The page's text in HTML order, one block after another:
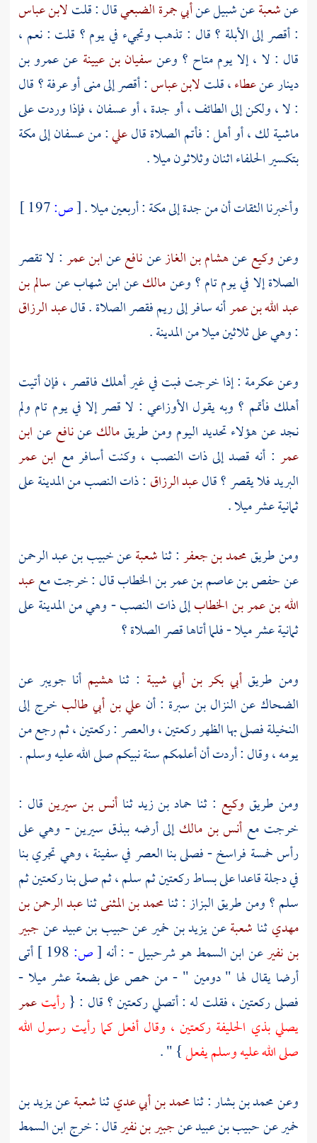
عنشعبةعنشبيلعنأبي جمرة الضبعيقال : قلتلابن عباس
: أقصر إلىالأبلة ؟ قال : تذهب وتجيء في يوم ؟ قلت : نعم ،
قال : لا ، إلا يوم متاح ؟ وعنسفيان بن عيينة عنعمرو بن
دينارعنعطاء، قلتلابن عباس: أقصر إلىمنىأوعرفة؟ قال
: لا ، ولكن إلىالطائف، أوجدة، أوعسفان، فإذا وردت على
ماشية لك ، أو أهل : فأتم الصلاة قالعلي: منعسفانإلىمكة
بتكسير الحلفاء اثنان وثلاثون ميلا .
وأخبرنا الثقات أن منجدةإلىمكة: أربعين ميلا .[ص:
وعنوكيععنهشام بن الغازعننافععنابن عمر: لا تقصر
الصلاة إلا في يوم تام ؟ وعنمالكعنابن شهابعنسالم بن
عبد الله بن عمرأنه سافر إلىريمفقصر الصلاة . قالعبد الرزاق
: وهي على ثلاثين ميلا منالمدينة.
وعنعكرمة : إذا خرجت فبت في غير أهلك فاقصر ، فإن أتيت
أهلك فأتمم ؟ وبه يقول الأوزاعي : لا قصر إلا في يوم تام ولم
نجد عن هؤلاء تحديد اليوم ومن طريقمالكعننافععنابن
عمر : أنه قصد إلىذات النصب ، وكنت أسافر مع ابن عمر
البريد فلا يقصر ؟ قالعبد الرزاق :ذات النصبمنالمدينةعلى
ثمانية عشر ميلا .
ومن طريقمحمد بن جعفر: ثناشعبةعنخبيب بن عبد الرحمن
عنحفص بن عاصم بن عمر بن الخطابقال : خرجت مععبد
الله بن عمر بن الخطابإلىذات النصب- وهي منالمدينةعلى
ثمانية عشر ميلا - فلما أتاها قصر الصلاة ؟
ومن طريقأبي بكر بن أبي شيبة : ثناهشيم أنا جويبر عن
الضحاك عنالنزال بن سبرة : أن علي بن أبي طالب خرج إلى
النخيلةفصلى بها الظهر ركعتين ، والعصر : ركعتين ، ثم رجع من
يومه ، وقال : أردت أن أعلمكم سنة نبيكم صلى الله عليه وسلم .
ومن طريق وكيع : ثنا حماد بن زيدثناأنس بن سيرين قال :
خرجت مع أنس بن مالكإلى أرضه ببذق سيرين- وهي على
رأس خمسة فراسخ - فصلى بنا العصر في سفينة ، وهي تجري بنا
فيدجلةقاعدا على بساط ركعتين ثم سلم ، ثم صلى بنا ركعتين ثم
سلم ؟ ومن طريقالبزاز: ثنامحمد بن المثنىثناعبد الرحمن بن
مهديثنا شعبةعنيزيد بن خميرعنحبيب بن عبيدعنجبير
بن نفيرعنابن السمط هو شرحبيل- : أنه [ص:
أتى
أرضا يقال لها "دومين " - من حمصعلى بضعة عشر ميلا -
فصلى ركعتين ، فقلت له : أتصلي ركعتين ؟ قال : {رأيتعمر
يصليبذي الحليفة ركعتين ، وقال أفعل كما رأيت رسول الله
صلى الله عليه وسلم يفعل} " .
وعنمحمد بن بشار: ثنامحمد بن أبي عديثناشعبةعنيزيد بن
خميرعنحبيب بن عبيدعنجبير بن نفيرقال : خرجابن السمط